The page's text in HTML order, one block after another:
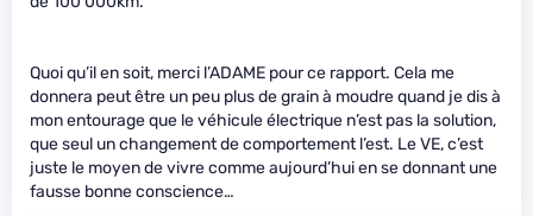
Quoi qu’il en soit, merci l’ADAME pour ce rapport. Cela me
donnera peut être un peu plus de grain à moudre quand je dis à
mon entourage que le véhicule électrique n’est pas la solution,
que seul un changement de comportement l’est. Le VE, c’est
juste le moyen de vivre comme aujourd’hui en se donnant une
fausse bonne conscience…